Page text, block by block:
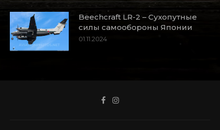
Beechcraft LR-2 – Сухопутные
силы самообороны Японии
01.11.2024